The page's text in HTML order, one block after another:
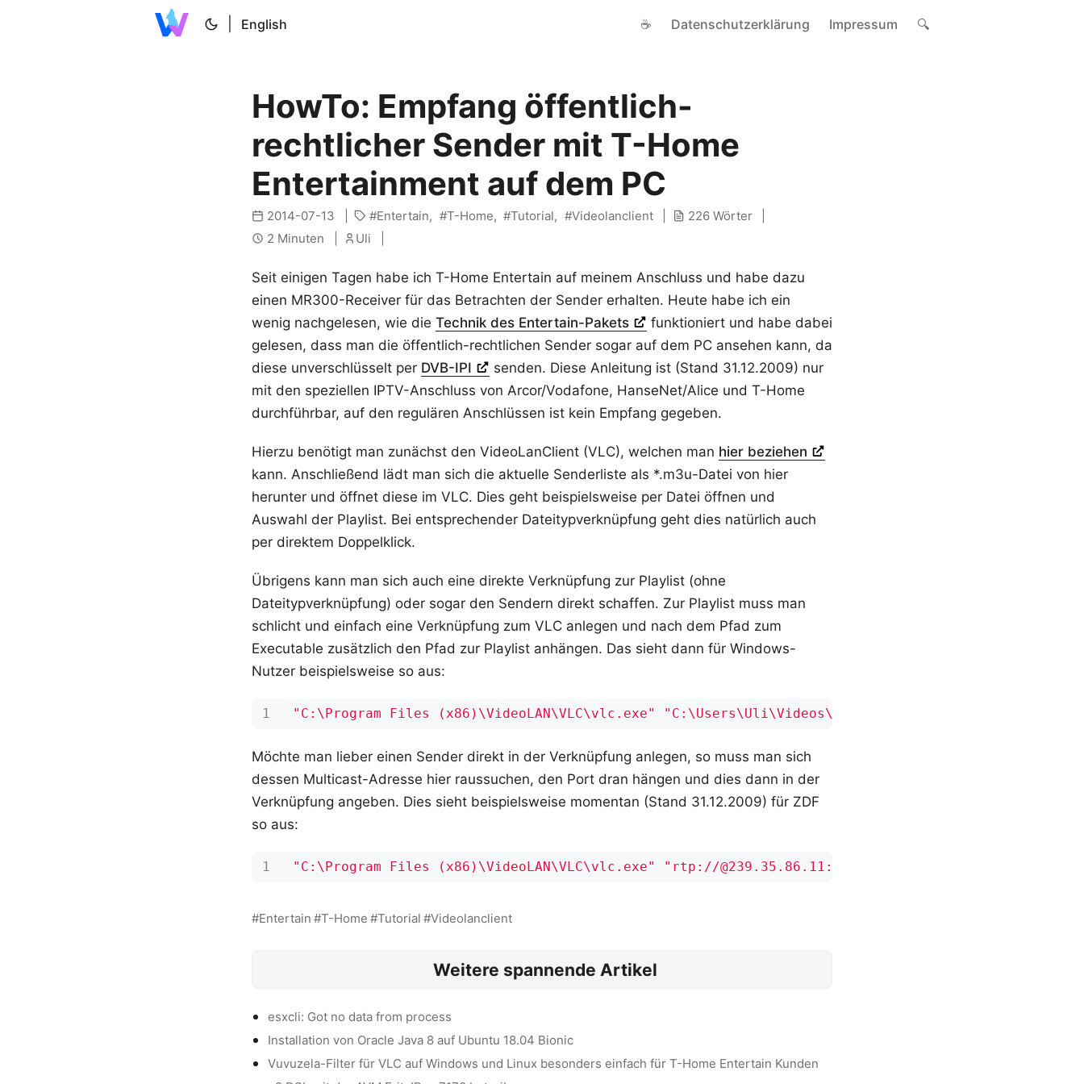
English ☕ Datenschutzerklärung Impressum 🔍
HowTo: Empfang öffentlich-
rechtlicher Sender mit T-Home
Entertainment auf dem PC
2014-07-13 Entertain T-Home Tutorial Videolanclient
226 Wörter
2 Minuten
Uli
Seit einigen Tagen habe ich T-Home Entertain auf meinem Anschluss und habe dazu
einen MR300-Receiver für das Betrachten der Sender erhalten. Heute habe ich ein
wenig nachgelesen, wie die Technik des Entertain-Pakets
funktioniert und habe dabei
gelesen, dass man die öffentlich-rechtlichen Sender sogar auf dem PC ansehen kann, da
diese unverschlüsselt per DVB-IPI
senden. Diese Anleitung ist (Stand 31.12.2009) nur
mit den speziellen IPTV-Anschluss von Arcor/Vodafone, HanseNet/Alice und T-Home
durchführbar, auf den regulären Anschlüssen ist kein Empfang gegeben.
Hierzu benötigt man zunächst den VideoLanClient (VLC), welchen man hier beziehen
kann. Anschließend lädt man sich die aktuelle Senderliste als *.m3u-Datei von hier
herunter und öffnet diese im VLC. Dies geht beispielsweise per Datei öffnen und
Auswahl der Playlist. Bei entsprechender Dateitypverknüpfung geht dies natürlich auch
per direktem Doppelklick.
Übrigens kann man sich auch eine direkte Verknüpfung zur Playlist (ohne
Dateitypverknüpfung) oder sogar den Sendern direkt schaffen. Zur Playlist muss man
schlicht und einfach eine Verknüpfung zum VLC anlegen und nach dem Pfad zum
Executable zusätzlich den Pfad zur Playlist anhängen. Das sieht dann für Windows-
Nutzer beispielsweise so aus:
"C:\Program Files (x86)\VideoLAN\VLC\vlc.exe" "C:\Users\Uli\Videos\T-Home_vlc09x.m3u"
Möchte man lieber einen Sender direkt in der Verknüpfung anlegen, so muss man sich
dessen Multicast-Adresse hier raussuchen, den Port dran hängen und dies dann in der
Verknüpfung angeben. Dies sieht beispielsweise momentan (Stand 31.12.2009) für ZDF
so aus:
"C:\Program Files (x86)\VideoLAN\VLC\vlc.exe" "rtp://@239.35.86.11:10000"
Entertain T-Home Tutorial Videolanclient
Weitere spannende Artikel
esxcli: Got no data from process
Installation von Oracle Java 8 auf Ubuntu 18.04 Bionic
Vuvuzela-Filter für VLC auf Windows und Linux besonders einfach für T-Home Entertain Kunden